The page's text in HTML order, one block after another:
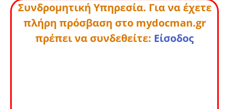
Συνδρομητική Υπηρεσία. Για να έχετε
πλήρη πρόσβαση στο mydocman.gr
πρέπει να συνδεθείτε: Είσοδος